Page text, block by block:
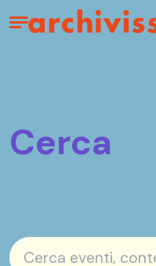
Home page
Apri il menu
Cerca